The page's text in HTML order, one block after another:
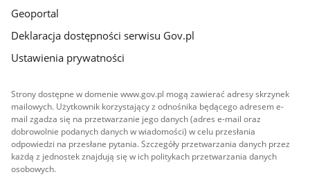
Geoportal
Deklaracja dostępności serwisu Gov.pl
Ustawienia prywatności
Strony dostępne w domenie www.gov.pl mogą zawierać adresy skrzynek
mailowych. Użytkownik korzystający z odnośnika będącego adresem e-
mail zgadza się na przetwarzanie jego danych (adres e-mail oraz
dobrowolnie podanych danych w wiadomości) w celu przesłania
odpowiedzi na przesłane pytania. Szczegóły przetwarzania danych przez
każdą z jednostek znajdują się w ich politykach przetwarzania danych
osobowych.